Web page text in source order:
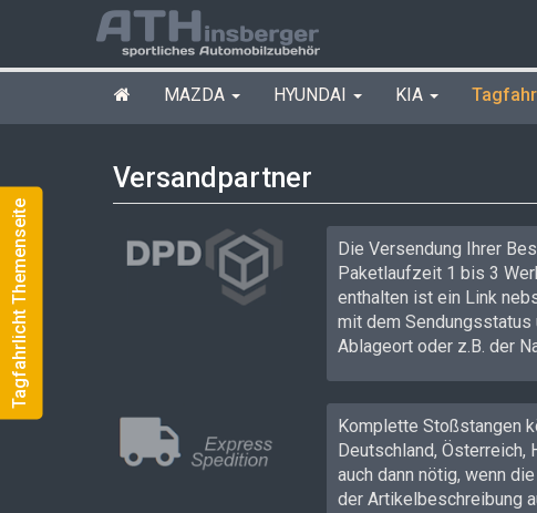
versandpartner
Tagfahrlicht Themenseite
MAZDA HYUNDAI KIA
Versandpartner
Die Versendung Ihrer
Paketlaufzeit 1 bis 3
enthalten ist ein Link
mit dem Sendungsstatus
Ablageort oder z.B. der
Komplette Stoßstangen
Deutschland, Österreich,
auch dann nötig, wenn
der Artikelbeschreibung